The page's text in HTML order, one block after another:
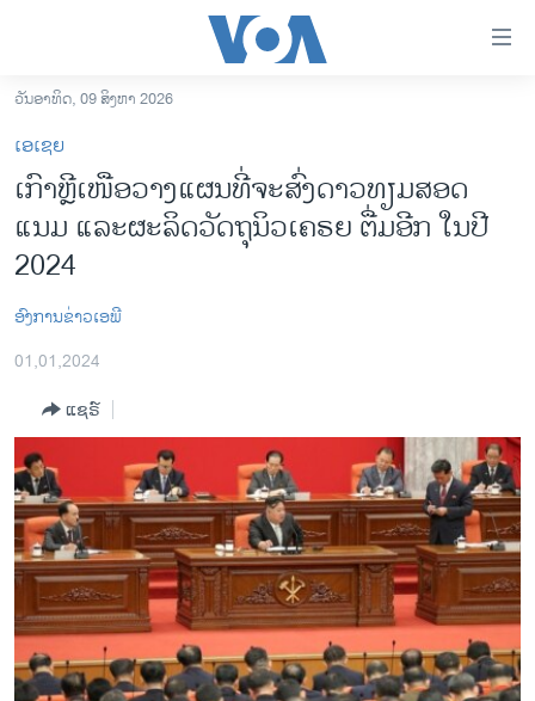
ເຂົ້າ
ຫາ
ຂ້າມ
ຂ້າມ
ຂ້າມ
ໄປ
ຫາ
ຊອກ
ລາວ
ອາເມຣິກາ
ການເລືອກຕັ້ງ ປະທານາທີບໍດີ ສະຫະລັດ 2024
ອິດສະຫຼະພາບດ້ານການຂ່າວ
ຊີວິດຊາວລາວ
ຊຸມຊົນຊາວລາວ
ວິທະຍາສາດ-ເທັກໂນໂລຈີ
ທຸລະກິດ
ພາສາອັງກິດ
ວີດີໂອ
ວັນອາທິດ, 09 ສິງຫາ 2026
ເອເຊຍ
ເກົາຫຼີເໜືອວາງແຜນທີ່ຈະສົ່ງດາວທຽມສອດ
ແນມ ແລະຜະລິດວັດຖຸນິວເຄຣຍ ຕື່ມອີກ ໃນປີ
2024
ອົງການຂ່າວເອພີ
01,01,2024
ແຊຣ໌